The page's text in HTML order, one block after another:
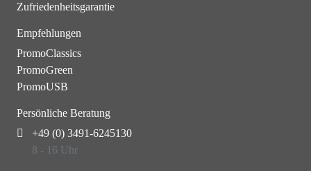
Zufriedenheitsgarantie
Empfehlungen
PromoClassics
PromoGreen
PromoUSB
Persönliche Beratung
+49 (0) 3491-6245130
8 - 16 Uhr